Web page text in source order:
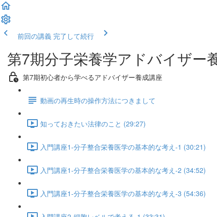
前回の講義 完了して続行
第7期分子栄養学アドバイザー
第7期初心者から学べるアドバイザー養成講座
動画の再生時の操作方法につきまして
知っておきたい法律のこと (29:27)
入門講座1-分子整合栄養医学の基本的な考え-1 (30:21)
入門講座1-分子整合栄養医学の基本的な考え-2 (34:52)
入門講座1-分子整合栄養医学の基本的な考え-3 (54:36)